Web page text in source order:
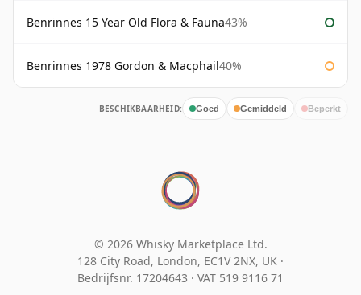
Benrinnes 15 Year Old Flora & Fauna43%
Benrinnes 1978 Gordon & Macphail40%
BESCHIKBAARHEID: Goed Gemiddeld Beperkt
© 2026 Whisky Marketplace Ltd.
128 City Road, London, EC1V 2NX, UK ·
Bedrijfsnr. 17204643 · VAT 519 9116 71